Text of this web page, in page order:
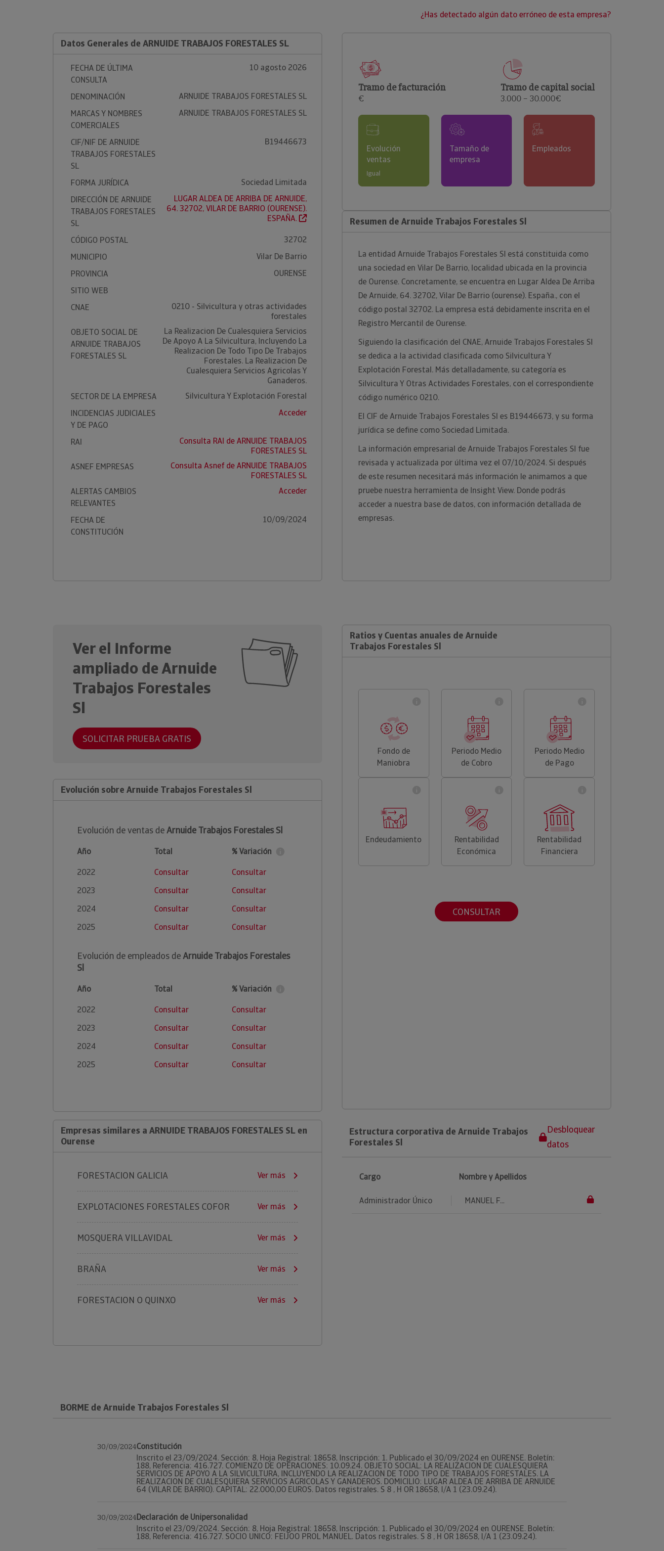
clientes.
¿Has detectado algún dato erróneo de esta empresa?
Datos Generales de ARNUIDE TRABAJOS FORESTALES SL
FECHA DE ÚLTIMA
CONSULTA
10 agosto 2026
DENOMINACIÓN
ARNUIDE TRABAJOS FORESTALES SL
MARCAS Y NOMBRES
COMERCIALES
ARNUIDE TRABAJOS FORESTALES SL
CIF/NIF DE ARNUIDE
TRABAJOS FORESTALES
SL
B19446673
FORMA JURÍDICA
Sociedad Limitada
DIRECCIÓN DE ARNUIDE
TRABAJOS FORESTALES
SL
LUGAR ALDEA DE ARRIBA DE ARNUIDE,
64. 32702, VILAR DE BARRIO (OURENSE).
ESPAÑA.
CÓDIGO POSTAL
32702
MUNICIPIO
Vilar De Barrio
PROVINCIA
OURENSE
SITIO WEB
CNAE
0210 - Silvicultura y otras actividades
forestales
OBJETO SOCIAL DE
ARNUIDE TRABAJOS
FORESTALES SL
La Realizacion De Cualesquiera Servicios
De Apoyo A La Silvicultura, Incluyendo La
Realizacion De Todo Tipo De Trabajos
Forestales. La Realizacion De
Cualesquiera Servicios Agricolas Y
Ganaderos.
SECTOR DE LA EMPRESA
Silvicultura Y Explotación Forestal
INCIDENCIAS JUDICIALES
Y DE PAGO
Acceder
RAI
Consulta RAI de ARNUIDE TRABAJOS
FORESTALES SL
ASNEF EMPRESAS
Consulta Asnef de ARNUIDE TRABAJOS
FORESTALES SL
ALERTAS CAMBIOS
RELEVANTES
Acceder
FECHA DE
CONSTITUCIÓN
10/09/2024
Tramo de facturación
€
Tramo de capital social
3.000 – 30.000€
Evolución
ventas
Igual
Tamaño de
empresa
Empleados
Resumen de Arnuide Trabajos Forestales Sl
La entidad Arnuide Trabajos Forestales Sl está constituida como
una sociedad en Vilar De Barrio, localidad ubicada en la provincia
de Ourense. Concretamente, se encuentra en Lugar Aldea De Arriba
De Arnuide, 64. 32702, Vilar De Barrio (ourense). España., con el
código postal 32702. La empresa está debidamente inscrita en el
Registro Mercantil de Ourense.
Siguiendo la clasificación del CNAE, Arnuide Trabajos Forestales Sl
se dedica a la actividad clasificada como Silvicultura Y
Explotación Forestal. Más detalladamente, su categoría es
Silvicultura Y Otras Actividades Forestales, con el correspondiente
código numérico 0210.
El CIF de Arnuide Trabajos Forestales Sl es B19446673, y su forma
jurídica se define como Sociedad Limitada.
La información empresarial de Arnuide Trabajos Forestales Sl fue
revisada y actualizada por última vez el 07/10/2024. Si después
de este resumen necesitará más información le animamos a que
pruebe nuestra herramienta de Insight View. Donde podrás
acceder a nuestra base de datos, con información detallada de
empresas.
Ver el Informe
ampliado de Arnuide
Trabajos Forestales
Sl
SOLICITAR PRUEBA GRATIS
Evolución sobre Arnuide Trabajos Forestales Sl
Evolución de ventas deArnuide Trabajos Forestales Sl
Año Total
% Variación
2022
Consultar
Consultar
2023
Consultar
Consultar
2024
Consultar
Consultar
2025
Consultar Consultar
Evolución de empleados deArnuide Trabajos Forestales
Sl
Año Total
% Variación
2022
Consultar
Consultar
2023
Consultar
Consultar
2024
Consultar
Consultar
2025
Consultar Consultar
Empresas similares a ARNUIDE TRABAJOS FORESTALES SL en
Ourense
FORESTACION GALICIA Ver más
EXPLOTACIONES FORESTALES COFOR Ver más
MOSQUERA VILLAVIDAL Ver más
BRAÑA Ver más
FORESTACION O QUINXO Ver más
Ratios y Cuentas anuales de Arnuide
Trabajos Forestales Sl
Fondo de
Maniobra
Periodo Medio
de Cobro
Periodo Medio
de Pago
Endeudamiento
Rentabilidad
Económica
Rentabilidad
Financiera
CONSULTAR
Estructura corporativa de Arnuide Trabajos
Forestales Sl
Desbloquear
datos
Cargo Nombre y Apellidos
Administrador Único MANUEL F...
BORME de Arnuide Trabajos Forestales Sl
30/09/2024Constitución
Inscrito el 23/09/2024. Sección: 8, Hoja Registral: 18658, Inscripción: 1. Publicado el 30/09/2024 en OURENSE. Boletín:
188, Referencia: 416.727. COMIENZO DE OPERACIONES: 10.09.24. OBJETO SOCIAL: LA REALIZACION DE CUALESQUIERA
SERVICIOS DE APOYO A LA SILVICULTURA, INCLUYENDO LA REALIZACION DE TODO TIPO DE TRABAJOS FORESTALES. LA
REALIZACION DE CUALESQUIERA SERVICIOS AGRICOLAS Y GANADEROS. DOMICILIO: LUGAR ALDEA DE ARRIBA DE ARNUIDE
64 (VILAR DE BARRIO). CAPITAL: 22.000,00 EUROS. Datos registrales. S 8 , H OR 18658, I/A 1 (23.09.24).
30/09/2024Declaración de Unipersonalidad
Inscrito el 23/09/2024. Sección: 8, Hoja Registral: 18658, Inscripción: 1. Publicado el 30/09/2024 en OURENSE. Boletín:
188, Referencia: 416.727. SOCIO UNICO: FEIJOO PROL MANUEL. Datos registrales. S 8 , H OR 18658, I/A 1 (23.09.24).